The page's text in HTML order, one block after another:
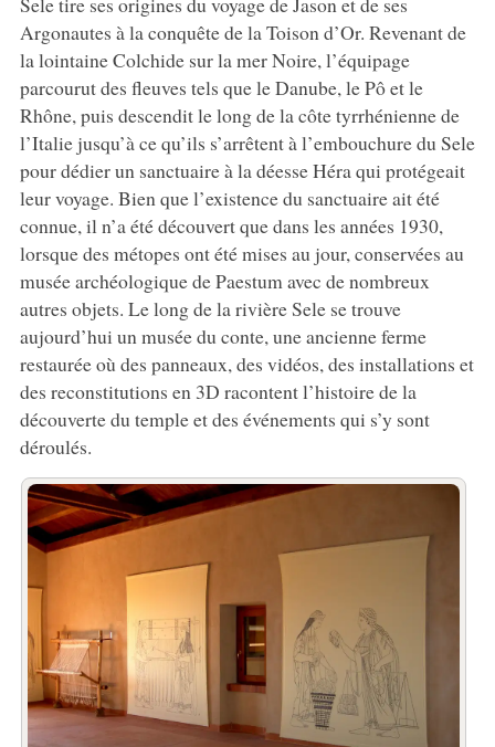
Argonautes à la conquête de la Toison d’Or. Revenant de
la lointaine Colchide sur la mer Noire, l’équipage
parcourut des fleuves tels que le Danube, le Pô et le
Rhône, puis descendit le long de la côte tyrrhénienne de
l’Italie jusqu’à ce qu’ils s’arrêtent à l’embouchure du Sele
pour dédier un sanctuaire à la déesse Héra qui protégeait
leur voyage. Bien que l’existence du sanctuaire ait été
connue, il n’a été découvert que dans les années 1930,
lorsque des métopes ont été mises au jour, conservées au
musée archéologique de Paestum avec de nombreux
autres objets. Le long de la rivière Sele se trouve
aujourd’hui un musée du conte, une ancienne ferme
restaurée où des panneaux, des vidéos, des installations et
des reconstitutions en 3D racontent l’histoire de la
découverte du temple et des événements qui s’y sont
déroulés.